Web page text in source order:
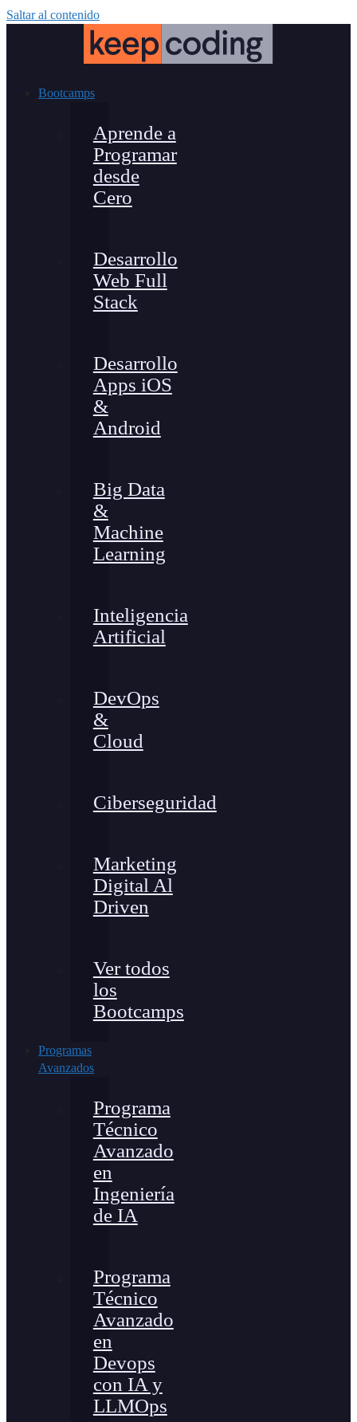
Saltar al contenido
Bootcamps
Aprende a
Programar
desde
Cero
Desarrollo
Web Full
Stack
Desarrollo
Apps iOS
&
Android
Big Data
&
Machine
Learning
Inteligencia
Artificial
DevOps
&
Cloud
Ciberseguridad
Marketing
Digital Al
Driven
Ver todos
los
Bootcamps
Programas
Avanzados
Programa
Técnico
Avanzado
en
Ingeniería
de IA
Programa
Técnico
Avanzado
en
Devops
con IA y
LLMOps